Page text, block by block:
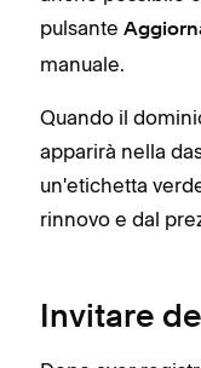
pulsante
manuale.
Quando il
apparirà nella
un'etichetta
rinnovo e dal
Invitare